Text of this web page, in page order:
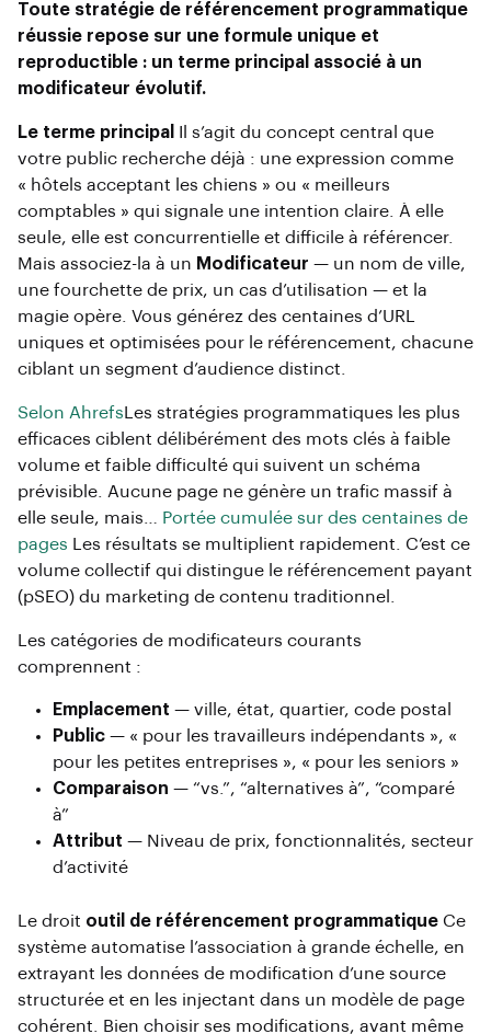
Toute stratégie de référencement programmatique
réussie repose sur une formule unique et
reproductible : un terme principal associé à un
modificateur évolutif.
Le terme principal
Il s’agit du concept central que
votre public recherche déjà : une expression comme
« hôtels acceptant les chiens » ou « meilleurs
comptables » qui signale une intention claire. À elle
seule, elle est concurrentielle et difficile à référencer.
Mais associez-la à un Modificateur — un nom de ville,
une fourchette de prix, un cas d’utilisation — et la
magie opère. Vous générez des centaines d’URL
uniques et optimisées pour le référencement, chacune
ciblant un segment d’audience distinct.
Selon Ahrefs Les stratégies programmatiques les plus
efficaces ciblent délibérément des mots clés à faible
volume et faible difficulté qui suivent un schéma
prévisible. Aucune page ne génère un trafic massif à
elle seule, mais…
Portée cumulée sur des centaines de
pages Les résultats se multiplient rapidement. C’est ce
volume collectif qui distingue le référencement payant
(pSEO) du marketing de contenu traditionnel.
Les catégories de modificateurs courants
comprennent :
Emplacement — ville, état, quartier, code postal
Public — « pour les travailleurs indépendants », «
pour les petites entreprises », « pour les seniors »
Comparaison — “vs.”, “alternatives à”, “comparé
à”
Attribut — Niveau de prix, fonctionnalités, secteur
d’activité
Le droit outil de référencement programmatique Ce
système automatise l’association à grande échelle, en
extrayant les données de modification d’une source
structurée et en les injectant dans un modèle de page
cohérent. Bien choisir ses modifications, avant même